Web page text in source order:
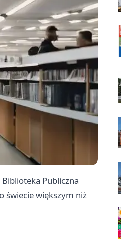
Publiczna
świecie większym niż